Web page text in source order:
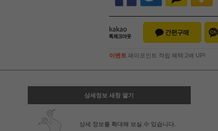
이벤트 페이포인트 적립 혜택 2배 UP!
이벤트페이포인트 적립 혜택 2배 UP!
상세정보 새창 열기
상세 정보를 확대해 보실 수 있습니다.